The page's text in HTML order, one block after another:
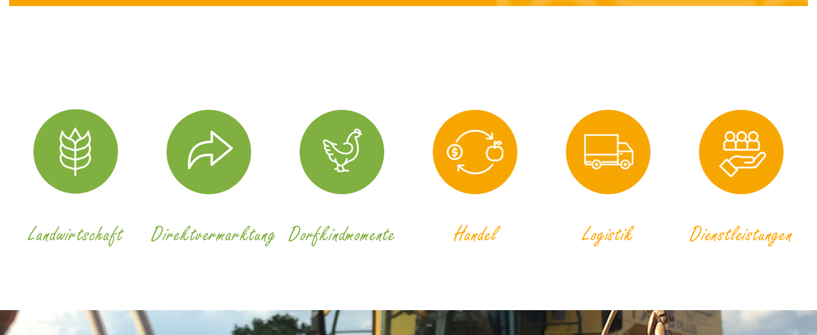
Landwirtschaft Direktvermarktung Dorfkindmomente Handel Logistik Dienstleistungen